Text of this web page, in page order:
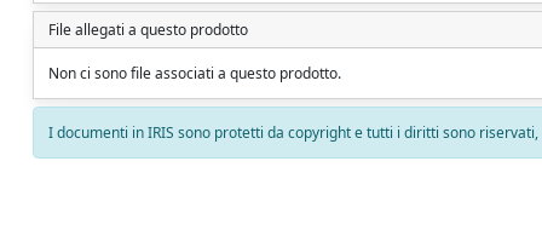
File allegati a questo prodotto
Non ci sono file associati a questo prodotto.
I documenti in IRIS sono protetti da copyright e tutti i diritti sono